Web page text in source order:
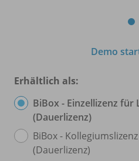
Demo
Erhältlich als:
BiBox - Einzellizenz für
(Dauerlizenz)
BiBox -
(Dauerlizenz)